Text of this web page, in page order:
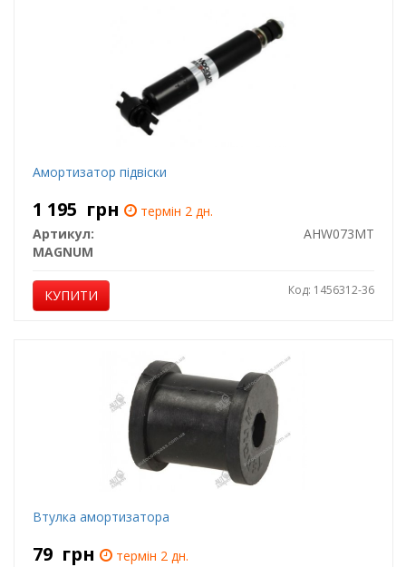
Амортизатор підвіски
1 195 грн
термін 2 дн.
Артикул:
AHW073MT
MAGNUM
КУПИТИ Код: 1456312-36
Втулка амортизатора
79 грн
термін 2 дн.